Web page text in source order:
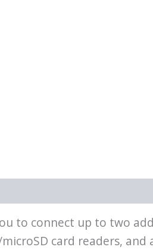
to connect up to two
card readers, and